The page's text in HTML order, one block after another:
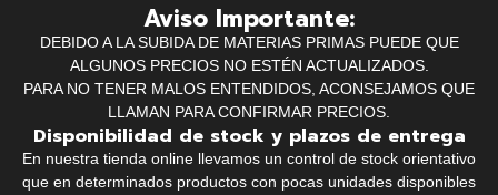
Aviso Importante:
DEBIDO A LA SUBIDA DE MATERIAS PRIMAS PUEDE QUE
ALGUNOS PRECIOS NO ESTÉN ACTUALIZADOS.
PARA NO TENER MALOS ENTENDIDOS, ACONSEJAMOS QUE
LLAMAN PARA CONFIRMAR PRECIOS.
Disponibilidad de stock y plazos de entrega
En nuestra tienda online llevamos un control de stock orientativo
que en determinados productos con pocas unidades disponibles